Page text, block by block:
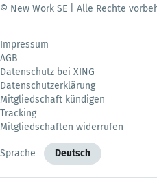
© New Work SE | Alle Rechte
Impressum
AGB
Datenschutz bei XING
Datenschutzerklärung
Mitgliedschaft kündigen
Tracking
Mitgliedschaften widerrufen
Sprache Deutsch